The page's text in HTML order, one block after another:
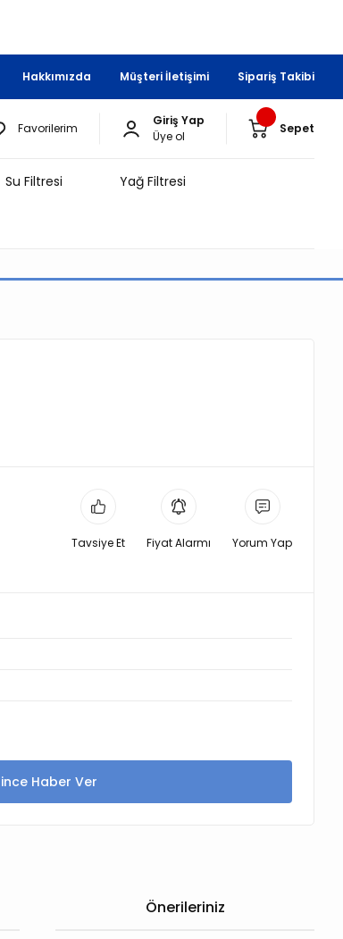
Hakkımızda Müşteri İletişimi Sipariş Takibi
Favorilerim
Giriş Yap
Üye ol
Sepet
Su Filtresi Yağ Filtresi
Tavsiye Et Fiyat Alarmı Yorum Yap
Haber Ver
Önerileriniz